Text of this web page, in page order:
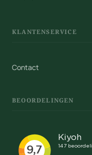
KLANTENSERVICE
Contact
BEOORDELINGEN